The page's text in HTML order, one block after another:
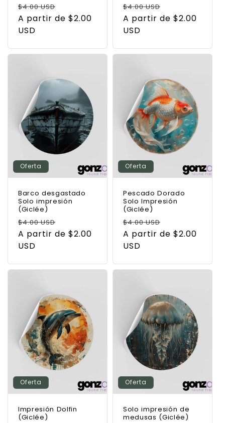
Precio
habitual
$4.00 USD
de
A partir de $2.00
USD
Precio
habitual
$4.00 USD
de
A partir de $2.00
USD
Oferta
Barco desgastado
Solo impresión
(Giclée)
Precio
habitual
$4.00 USD
de
A partir de $2.00
USD
Oferta
Pescado Dorado
Solo Impresión
(Giclée)
Precio
habitual
$4.00 USD
de
A partir de $2.00
USD
Oferta
Impresión Dolfin
(Giclée)
Oferta
Solo impresión de
medusas (Giclée)